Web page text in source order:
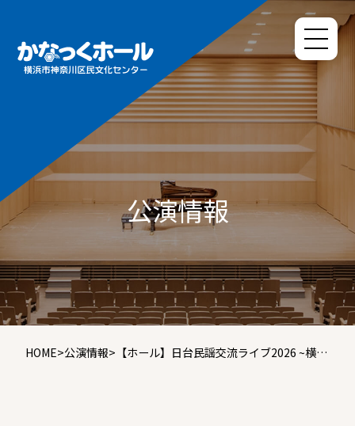
公演情報
HOME>公演情報> 【ホール】日台民謡交流ライブ2026 ~横濱